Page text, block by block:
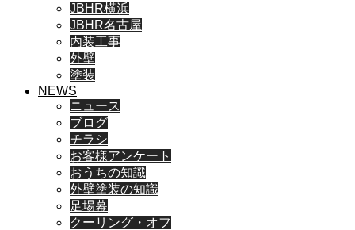
JBHR横浜
JBHR名古屋
内装工事
外壁
塗装
NEWS
ニュース
ブログ
チラシ
お客様アンケート
おうちの知識
外壁塗装の知識
足場幕
クーリング・オフ